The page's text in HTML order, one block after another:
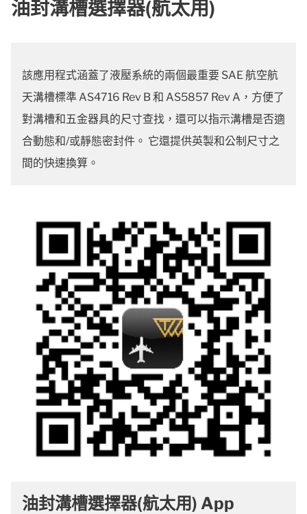
油封溝槽選擇器(航太用)
該應用程式涵蓋了液壓系統的兩個最重要 SAE 航空航
天溝槽標準 AS4716 Rev B 和 AS5857 Rev A，方便了
對溝槽和五金器具的尺寸查找，還可以指示溝槽是否適
合動態和/或靜態密封件。 它還提供英製和公制尺寸之
間的快速換算。
油封溝槽選擇器(航太用) App